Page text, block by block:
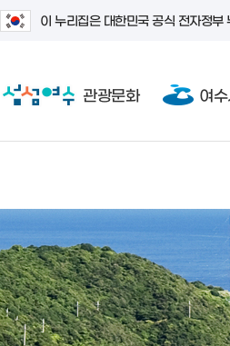
이 누리집은 대한민국 공식 전자정부
관광문화 여